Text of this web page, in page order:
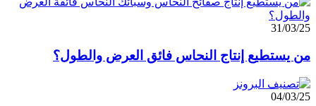
31/03/25
من يستطيع إنتاج النحاس فائق العرض والطول؟
04/03/25